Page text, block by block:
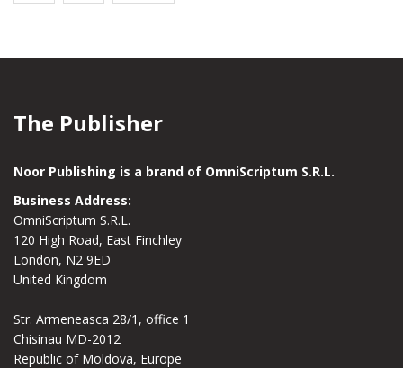
The Publisher
Noor Publishing is a brand of OmniScriptum S.R.L.
Business Address:
OmniScriptum S.R.L.
120 High Road, East Finchley
London, N2 9ED
United Kingdom
Str. Armeneasca 28/1, office 1
Chisinau MD-2012
Republic of Moldova, Europe